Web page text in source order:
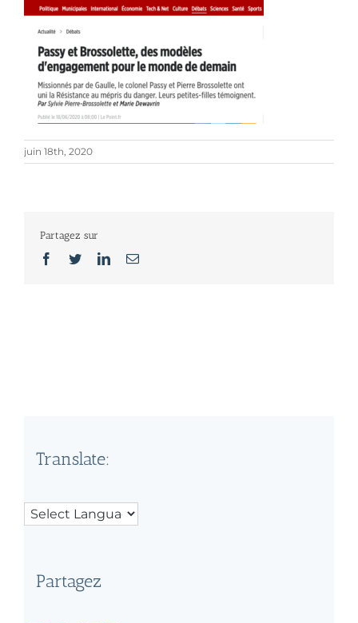
juin 18th, 2020
Partagez sur
Facebook
TwitterLinkedInEmail
Translate:
Partagez